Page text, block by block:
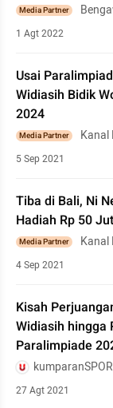
Media Partner
1 Agt 2022
Usai
Widiasih Bidik
2024
Media Partner Kanal
5 Sep 2021
Tiba di Bali, Ni
Hadiah Rp 50
Media Partner Kanal
4 Sep 2021
Kisah
Widiasih hingga
Paralimpiade
27 Agt 2021